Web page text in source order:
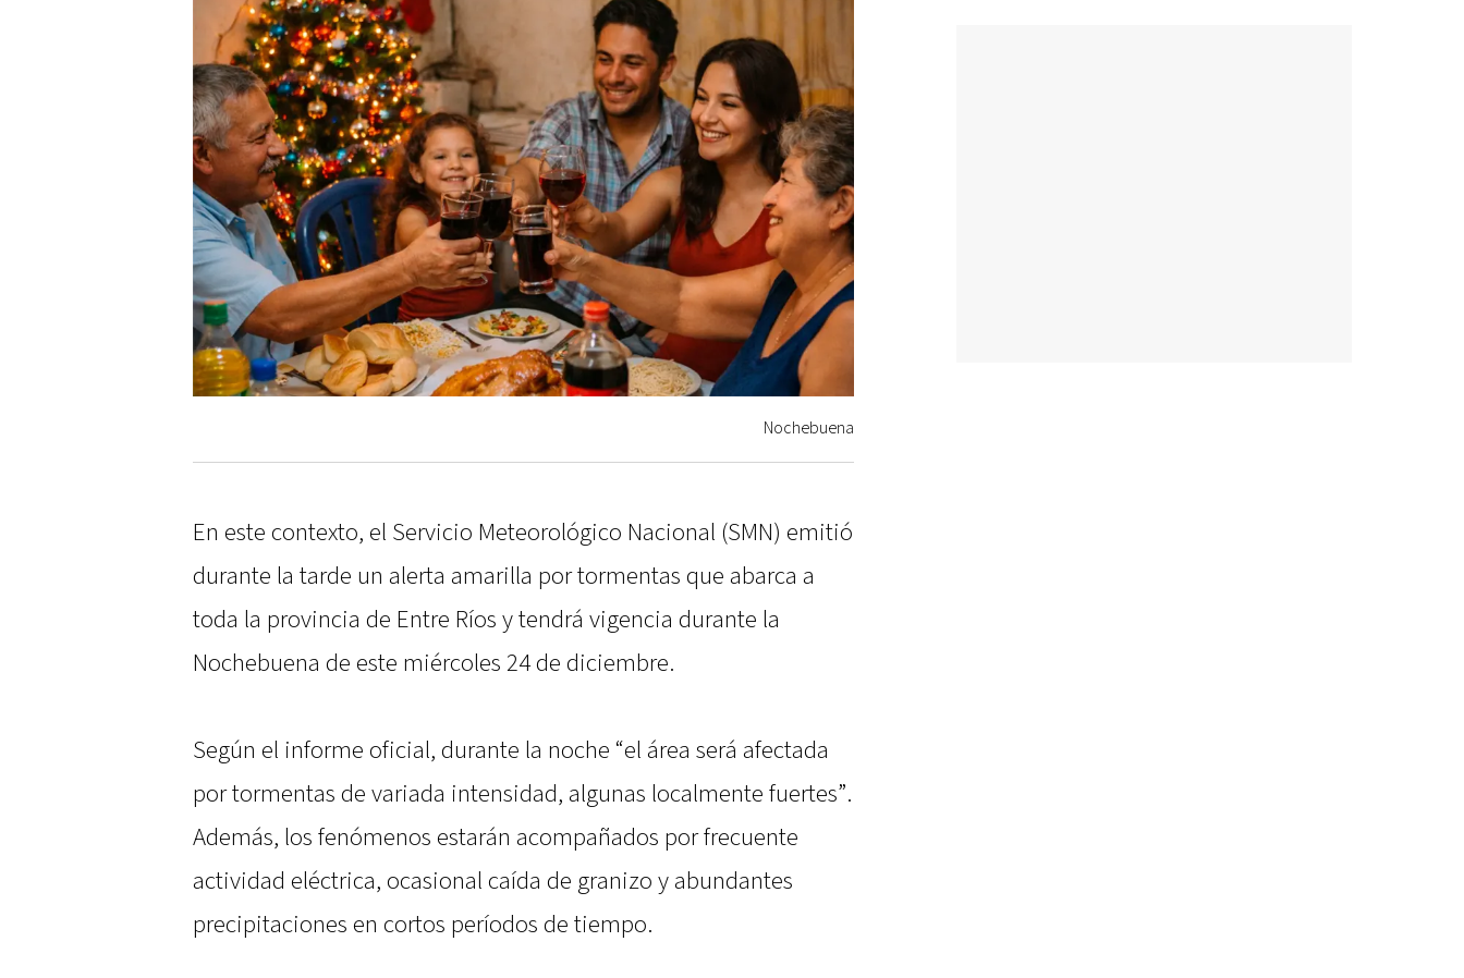
Nochebuena
En este contexto, el Servicio Meteorológico Nacional (SMN) emitió
durante la tarde un alerta amarilla por tormentas que abarca a
toda la provincia de Entre Ríos y tendrá vigencia durante la
Nochebuena de este miércoles 24 de diciembre.
Según el informe oficial, durante la noche “el área será afectada
por tormentas de variada intensidad, algunas localmente fuertes”.
Además, los fenómenos estarán acompañados por frecuente
actividad eléctrica, ocasional caída de granizo y abundantes
precipitaciones en cortos períodos de tiempo.